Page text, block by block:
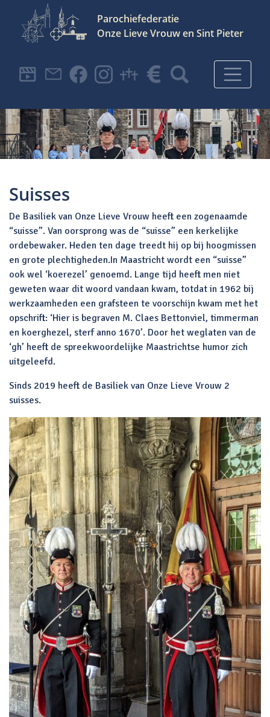
Hoofdnavigatie
Parochiefederatie
Onze Lieve Vrouw en Sint Pieter
Suisses
De Basiliek van Onze Lieve Vrouw heeft een zogenaamde
“suisse”. Van oorsprong was de “suisse” een kerkelijke
ordebewaker. Heden ten dage treedt hij op bij hoogmissen
en grote plechtigheden.In Maastricht wordt een “suisse”
ook wel ‘koerezel’ genoemd. Lange tijd heeft men niet
geweten waar dit woord vandaan kwam, totdat in 1962 bij
werkzaamheden een grafsteen te voorschijn kwam met het
opschrift: ‘Hier is begraven M. Claes Bettonviel, timmerman
en koerghezel, sterf anno 1670’. Door het weglaten van de
‘gh’ heeft de spreekwoordelijke Maastrichtse humor zich
uitgeleefd.
Sinds 2019 heeft de Basiliek van Onze Lieve Vrouw 2
suisses.